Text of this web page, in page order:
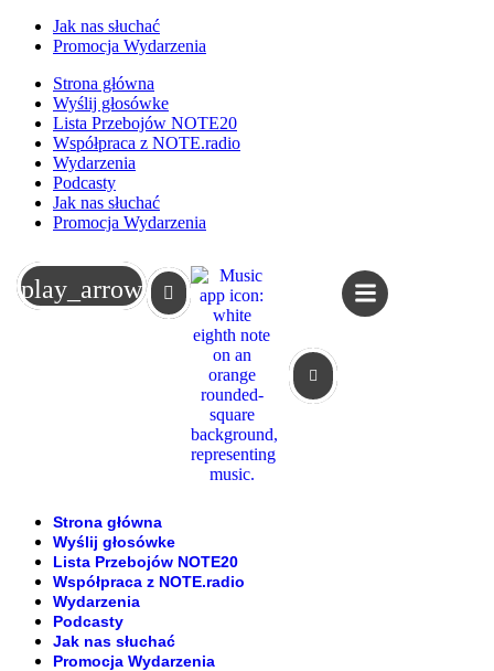
Jak nas słuchać
Promocja Wydarzenia
Strona główna
Wyślij głosówke
Lista Przebojów NOTE20
Współpraca z NOTE.radio
Wydarzenia
Podcasty
Jak nas słuchać
Promocja Wydarzenia
play_arrow
Strona główna
Wyślij głosówke
Lista Przebojów NOTE20
Współpraca z NOTE.radio
Wydarzenia
Podcasty
Jak nas słuchać
Promocja Wydarzenia